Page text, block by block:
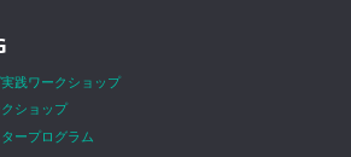
践ワークショップ
ショップ
ープログラム